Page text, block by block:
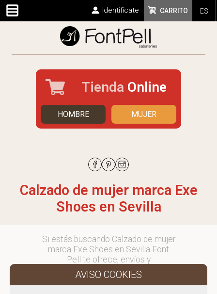
ES
CARRITO
Identifícate
Tienda Online
HOMBRE MUJER
Calzado de mujer marca Exe
Shoes en Sevilla
Si estás buscando Calzado de mujer
marca Exe Shoes en Sevilla Font
Pell te ofrece, envíos y
devoluciones gratuítos a Península y
Baleares, para otros destinos